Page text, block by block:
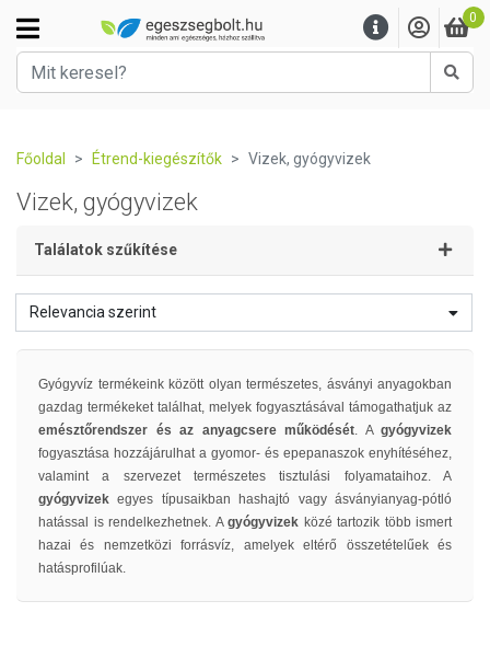
0
Főoldal Étrend-kiegészítők Vizek, gyógyvizek
Vizek, gyógyvizek
Találatok szűkítése
Relevancia szerint
Gyógyvíz termékeink között olyan természetes, ásványi anyagokban
gazdag termékeket találhat, melyek fogyasztásával támogathatjuk az
emésztőrendszer és az anyagcsere működését. A gyógyvizek
fogyasztása hozzájárulhat a gyomor- és epepanaszok enyhítéséhez,
valamint a szervezet természetes tisztulási folyamataihoz. A
gyógyvizek egyes típusaikban hashajtó vagy ásványianyag-pótló
hatással is rendelkezhetnek. A gyógyvizek közé tartozik több ismert
hazai és nemzetközi forrásvíz, amelyek eltérő összetételűek és
hatásprofilúak.